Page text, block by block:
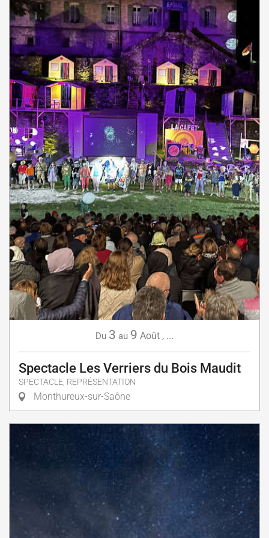
Du 3 au 9 Août , ...
Spectacle Les Verriers du Bois Maudit
SPECTACLE, REPRÉSENTATION
Monthureux-sur-Saône